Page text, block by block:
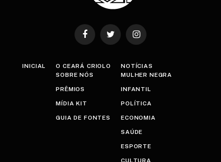
FacebookTwitter Instagram
INICIAL
O CEARÁ CRIOLO
SOBRE NÓS
PRÊMIOS
MÍDIA KIT
GUIA DE FONTES
NOTÍCIAS
MULHER NEGRA
INFANTIL
POLÍTICA
ECONOMIA
SAÚDE
ESPORTE
CULTURA